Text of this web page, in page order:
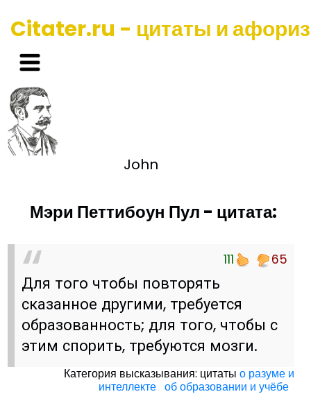
Citater.ru - цитаты и
John
Мэри Петтибоун Пул - цитата:
111 65
Для того чтобы повторять
сказанное другими, требуется
образованность; для того, чтобы с
этим спорить, требуются мозги.
Категория высказывания: цитатыо разуме и
интеллекте об образовании и учёбе